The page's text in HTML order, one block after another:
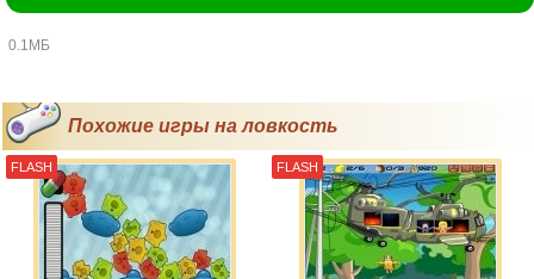
0.1МБ
Похожие игры на ловкость
FLASH FLASH